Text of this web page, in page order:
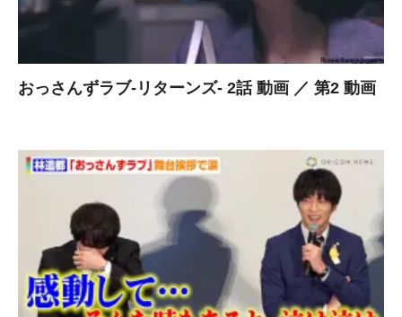
おっさんずラブ-リターンズ- 2話 動画 ／ 第2 動画